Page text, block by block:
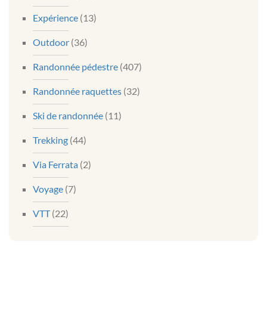
Expérience (13)
Outdoor (36)
Randonnée pédestre (407)
Randonnée raquettes (32)
Ski de randonnée (11)
Trekking (44)
Via Ferrata (2)
Voyage (7)
VTT(22)